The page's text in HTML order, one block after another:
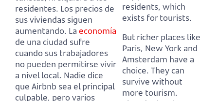
residentes. Los precios de
sus viviendas siguen
aumentando. La economía
de una ciudad sufre
cuando sus trabajadores
no pueden permitirse vivir
a nivel local. Nadie dice
que Airbnb sea el principal
culpable, pero varios
residents, which
exists for tourists.
But richer places like
Paris, New York and
Amsterdam have a
choice. They can
survive without
more tourism.